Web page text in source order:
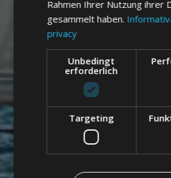
Rahmen Ihrer Nutzung ihrer
gesammelt haben.
privacy
Unbedingt
erforderlich
Targeting